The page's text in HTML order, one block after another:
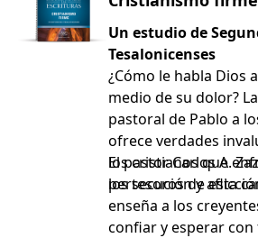
Un estudio de
Tesalonicenses
¿Cómo le habla Dios
medio de su dolor?
pastoral de Pablo a
ofrece verdades
los cristianos que
persecución y
El pastor Carlos A.
los tesoros de esta
enseña a los
confiar y esperar